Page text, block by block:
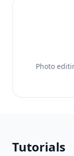
Photo
Tutorials